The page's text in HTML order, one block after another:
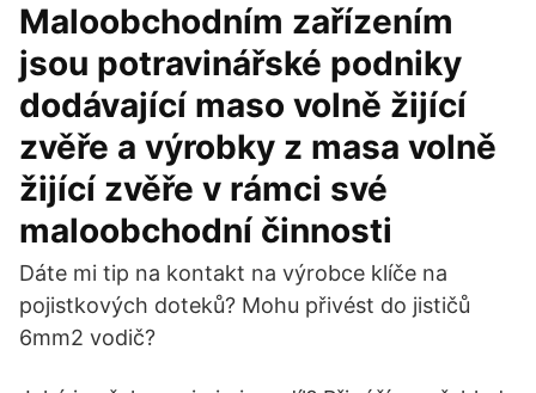
Maloobchodním zařízením
jsou potravinářské podniky
dodávající maso volně žijící
zvěře a výrobky z masa volně
žijící zvěře v rámci své
maloobchodní činnosti
Dáte mi tip na kontakt na výrobce klíče na
pojistkových doteků? Mohu přivést do jističů
6mm2 vodič?